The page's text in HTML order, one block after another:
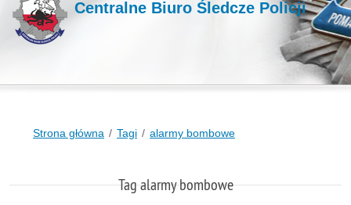
Centralne Biuro Śledcze Policji
Strona główna Tagi alarmy bombowe
Tag alarmy bombowe